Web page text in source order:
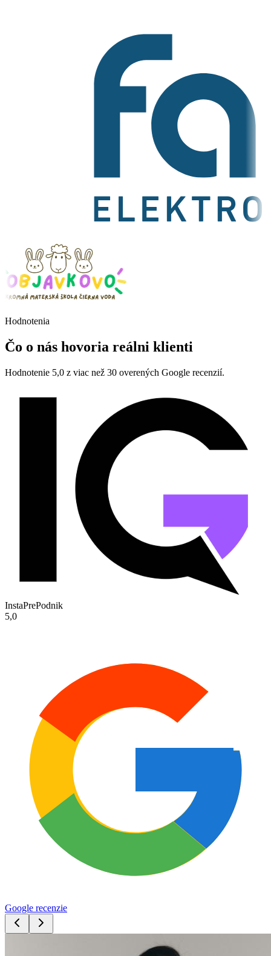
Hodnotenia
Čo o nás hovoria reálni klienti
Hodnotenie 5,0 z viac než 30 overených Google recenzií.
InstaPrePodnik
5,0
Google recenzie